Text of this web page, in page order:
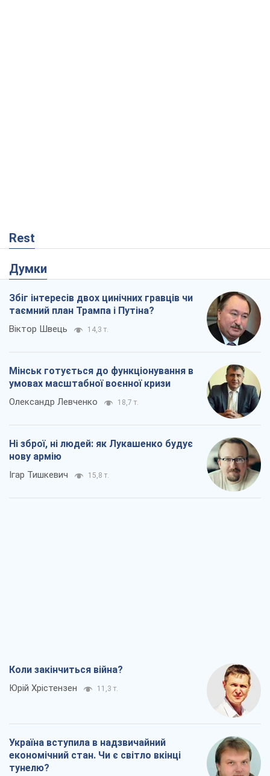
Rest
Думки
Збіг інтересів двох цинічних гравців чи
таємний план Трампа і Путіна?
Віктор Швець 14,3 т.
Мінськ готується до функціонування в
умовах масштабної воєнної кризи
Олександр Левченко 18,7 т.
Ні зброї, ні людей: як Лукашенко будує
нову армію
Ігар Тишкевич 15,8 т.
Коли закінчиться війна?
Юрій Хрістензен 11,3 т.
Україна вступила в надзвичайний
економічний стан. Чи є світло вкінці
тунелю?